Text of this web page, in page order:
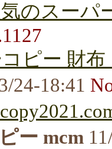
のスーパ
ピー 財
24-18:41
ー mcm